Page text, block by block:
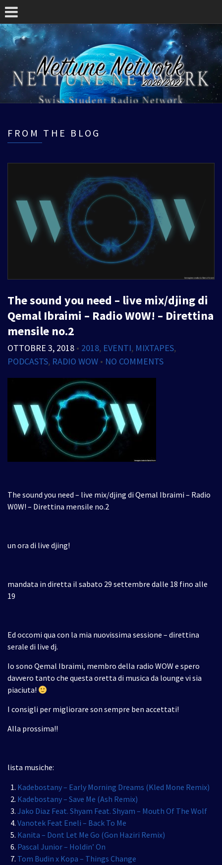
FROM THE BLOG
The sound you need – live mix/djing di
Qemal Ibraimi – Radio W0W! – Direttina
mensile no.2
OTTOBRE 3, 2018 • 2018, EVENTI, MIXTAPES,
PODCASTS, RADIO WOW • NO COMMENTS
The sound you need – live mix/djing di Qemal Ibraimi – Radio
W0W! – Direttina mensile no.2
un ora di live djing!
mandata in diretta il sabato 29 settembre dalle 18 fino alle
19
Ed occomi qua con la mia nuovissima sessione – direttina
serale di live dj.
Io sono Qemal Ibraimi, membro della radio WOW e spero
davvero tanto che questa oretta di musica da lounge vi sia
piaciuta!
I consigli per migliorare son sempre ben accettati!
Alla prossima!!
lista musiche:
Kadebostany – Early Morning Dreams (Kled Mone Remix)
Kadebostany – Save Me (Ash Remix)
Jako Diaz Feat. Shyam Feat. Shyam – Mouth Of The Wolf
Vanotek Feat Eneli – Back To Me
Kanita – Dont Let Me Go (Gon Haziri Remix)
Pascal Junior – Holdin’ On
Tom Budin x Kopa – Things Change